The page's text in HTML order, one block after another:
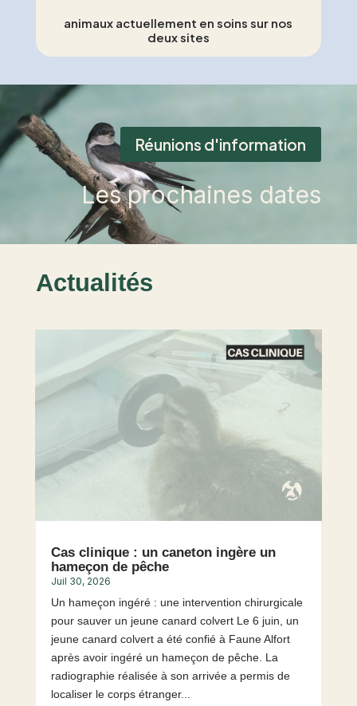
animaux actuellement en soins sur nos
deux sites
Réunions d'information
Les prochaines dates
Actualités
Cas clinique : un caneton ingère un
hameçon de pêche
Juil 30, 2026
Un hameçon ingéré : une intervention chirurgicale
pour sauver un jeune canard colvert Le 6 juin, un
jeune canard colvert a été confié à Faune Alfort
après avoir ingéré un hameçon de pêche. La
radiographie réalisée à son arrivée a permis de
localiser le corps étranger...